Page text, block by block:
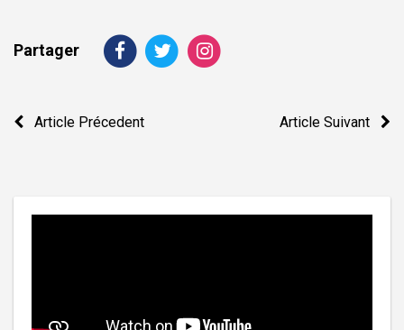
Partager
Navigation
Article Précedent Article Suivant